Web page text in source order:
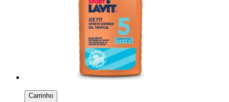
Carrinho